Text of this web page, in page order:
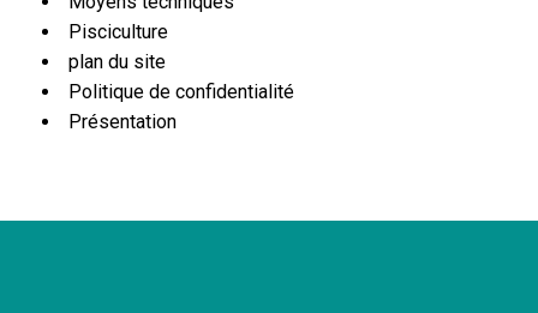
Pisciculture
plan du site
Politique de confidentialité
Présentation